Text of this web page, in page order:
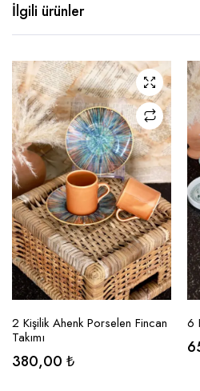
İlgili ürünler
SEÇENEKLER
2 Kişilik Ahenk Porselen Fincan
Takımı
380,00 ₺
6